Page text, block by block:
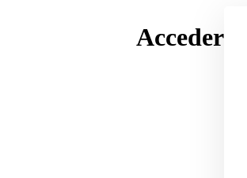
Acceder